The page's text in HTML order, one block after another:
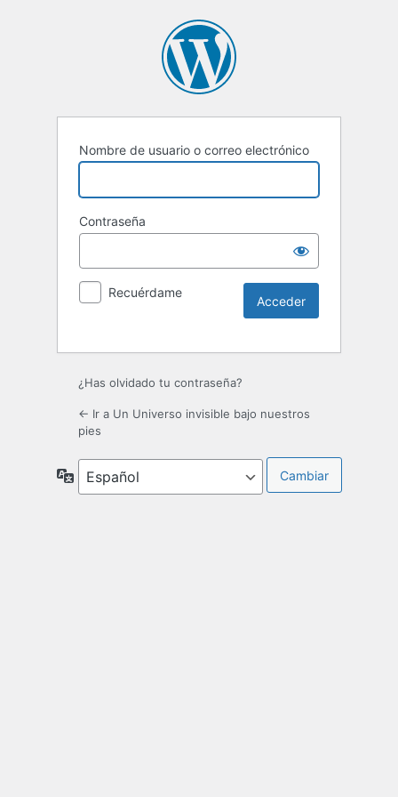
Nombre de usuario o correo electrónico
Contraseña
Recuérdame
¿Has olvidado tu contraseña?
← Ir a Un Universo invisible bajo nuestros
pies
Idioma